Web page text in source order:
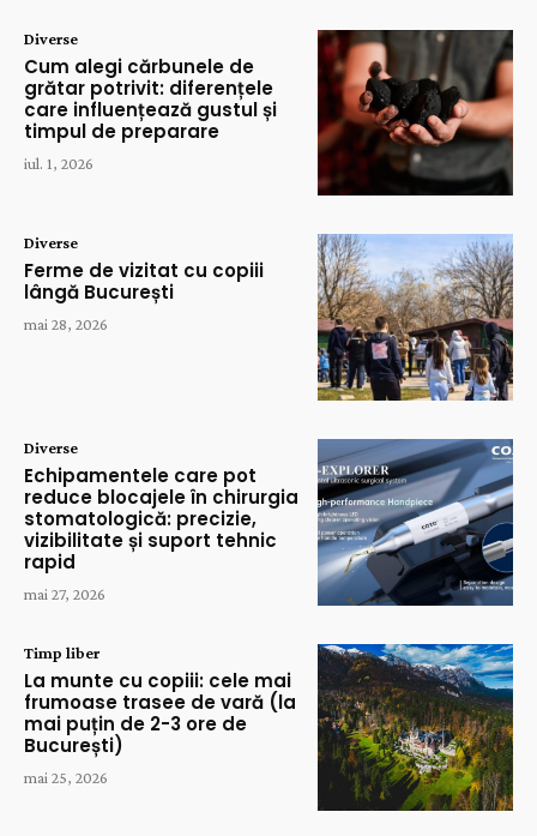
Diverse
Cum alegi cărbunele de
grătar potrivit: diferențele
care influențează gustul și
timpul de preparare
iul. 1, 2026
Diverse
Ferme de vizitat cu copiii
lângă București
mai 28, 2026
Diverse
Echipamentele care pot
reduce blocajele în chirurgia
stomatologică: precizie,
vizibilitate și suport tehnic
rapid
mai 27, 2026
Timp liber
La munte cu copiii: cele mai
frumoase trasee de vară (la
mai puțin de 2-3 ore de
București)
mai 25, 2026